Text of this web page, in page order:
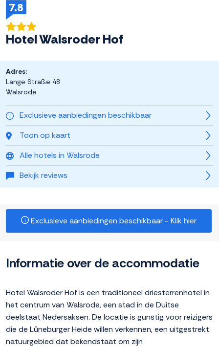
7.8
Hotel Walsroder Hof
Exclusieve aanbiedingen beschikbaar
Toon op kaart
Alle hotels in Walsrode
Bekijk reviews
Adres:
Lange Straße 48
Walsrode
Exclusieve aanbiedingen beschikbaar - Klik hier
Informatie over de accommodatie
Hotel Walsroder Hof is een traditioneel driesterrenhotel in
het centrum van Walsrode, een stad in de Duitse
deelstaat Nedersaksen. De locatie is gunstig voor reizigers
die de Lüneburger Heide willen verkennen, een uitgestrekt
natuurgebied dat bekendstaat om zijn